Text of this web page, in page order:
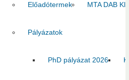
Előadótermek MTA DAB Klub
Pályázatok
PhD pályázat 2026